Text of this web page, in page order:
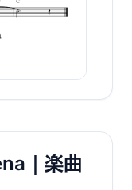
｜楽曲